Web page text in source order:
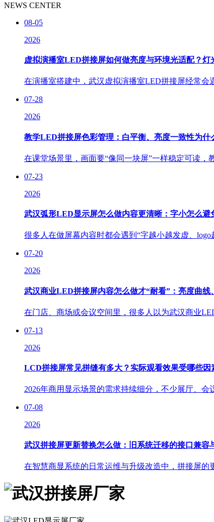
NEWS CENTER
08-05
2026
虚拟演播室LED拼接屏如何做亮度与环境光适配？灯
在演播室搭建中，武汉虚拟演播室LED拼接屏经常会
07-28
2026
教学LED拼接屏色彩管理：白平衡、亮度一致性为什
在课堂场景里，画面要“像同一块屏”一样稳定可读
07-23
2026
武汉弧形LED显示屏怎么做内容更清晰：字小怎么避
很多人在做屏幕内容时都会遇到“字越小越发虚、
07-20
2026
武汉商业LED拼接屏内容怎么做才“耐看”：亮度曲线
在门店、商场或会议空间里，很多人以为武汉商业
07-13
2026
LCD拼接屏常见拼缝有多大？实际观看效果受哪些因
2026年商用显示场景的需求持续细分，不少展厅、
07-08
2026
武汉拼接屏更新替换怎么做：旧系统迁移的接口兼容
在智慧商显系统的日常运维与升级改造中，拼接屏